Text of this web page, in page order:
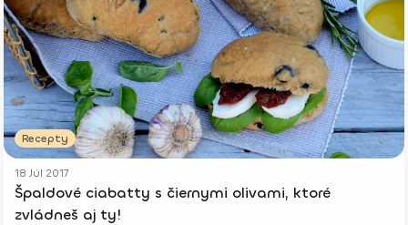
Recepty
18 Júl 2017
Špaldové ciabatty s čiernymi olivami, ktoré
zvládneš aj ty!